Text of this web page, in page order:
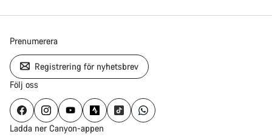
Prenumerera
Registrering för nyhetsbrev
Följ oss
Ladda ner Canyon-appen